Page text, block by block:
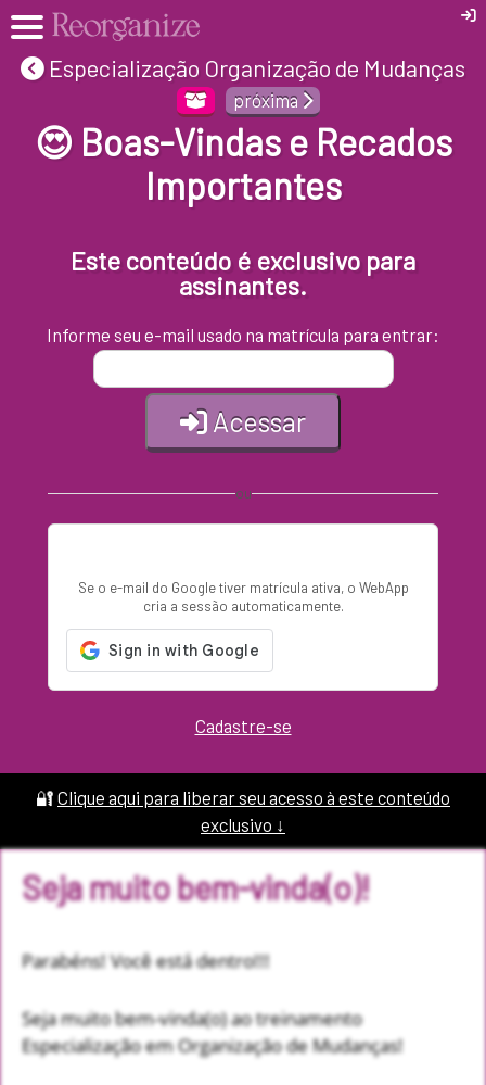
Especialização Organização de Mudanças
próxima
😍 Boas-Vindas e Recados
Importantes
Este conteúdo é exclusivo para
assinantes.
Informe seu e-mail usado na matrícula para entrar:
Acessar
ou
Se o e-mail do Google tiver matrícula ativa, o WebApp
cria a sessão automaticamente.
Cadastre-se
🔐 Clique aqui para liberar seu acesso à este conteúdo
exclusivo ↓
Seja muito bem-vinda(o)!
Parabéns! Você está dentro!!!
Seja muito bem-vinda(o) ao treinamento
Especialização em Organização de Mudanças!